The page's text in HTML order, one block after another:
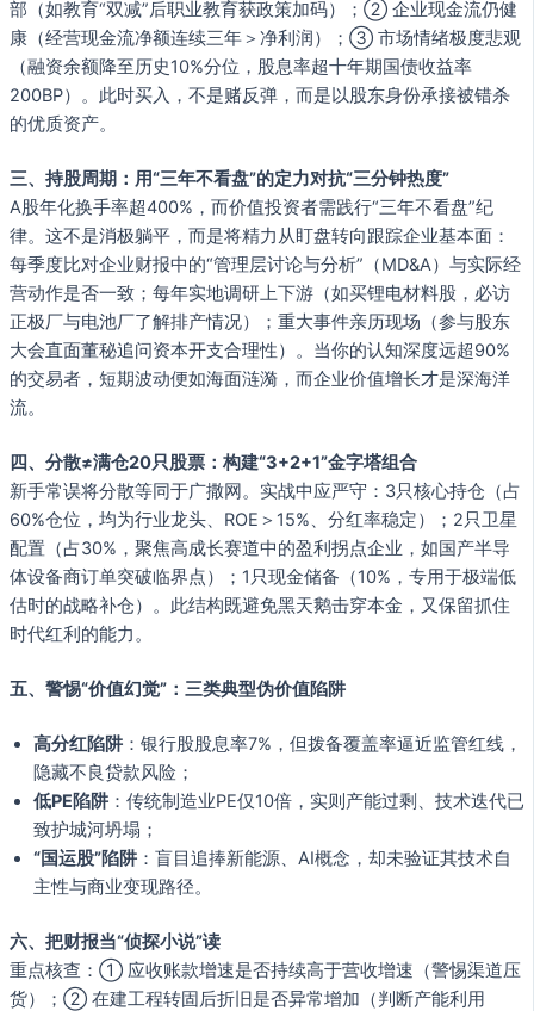
部（如教育“双减”后职业教育获政策加码）；② 企业现金流仍健
康（经营现金流净额连续三年＞净利润）；③ 市场情绪极度悲观
（融资余额降至历史10%分位，股息率超十年期国债收益率
200BP）。此时买入，不是赌反弹，而是以股东身份承接被错杀
的优质资产。
三、持股周期：用“三年不看盘”的定力对抗“三分钟热度”
A股年化换手率超400%，而价值投资者需践行“三年不看盘”纪
律。这不是消极躺平，而是将精力从盯盘转向跟踪企业基本面：
每季度比对企业财报中的“管理层讨论与分析”（MD&A）与实际经
营动作是否一致；每年实地调研上下游（如买锂电材料股，必访
正极厂与电池厂了解排产情况）；重大事件亲历现场（参与股东
大会直面董秘追问资本开支合理性）。当你的认知深度远超90%
的交易者，短期波动便如海面涟漪，而企业价值增长才是深海洋
流。
四、分散≠满仓20只股票：构建“3+2+1”金字塔组合
新手常误将分散等同于广撒网。实战中应严守：3只核心持仓（占
60%仓位，均为行业龙头、ROE＞15%、分红率稳定）；2只卫星
配置（占30%，聚焦高成长赛道中的盈利拐点企业，如国产半导
体设备商订单突破临界点）；1只现金储备（10%，专用于极端低
估时的战略补仓）。此结构既避免黑天鹅击穿本金，又保留抓住
时代红利的能力。
五、警惕“价值幻觉”：三类典型伪价值陷阱
高分红陷阱 ：银行股股息率7%，但拨备覆盖率逼近监管红线，
隐藏不良贷款风险；
低PE陷阱 ：传统制造业PE仅10倍，实则产能过剩、技术迭代已
致护城河坍塌；
“国运股”陷阱 ：盲目追捧新能源、AI概念，却未验证其技术自
主性与商业变现路径。
六、把财报当“侦探小说”读
重点核查：① 应收账款增速是否持续高于营收增速（警惕渠道压
货）；② 在建工程转固后折旧是否异常增加（判断产能利用